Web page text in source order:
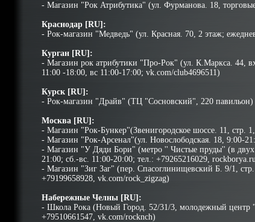
- Магазин "Рок Атрибутика" (ул. Фурманова. 18,
Краснодар [RU]:
- Рок-магазин "Медведь" (ул. Красная. 70, 2 этаж;
Курган [RU]:
- Магазин рок атрибутики "Про-Рок" (ул. К.Маркса. 44,
11:00 -18:00, вс 11:00-17:00; vk.com/club4696511)
Курск [RU]:
- Рок-магазин "Драйв" (ТЦ "Сосновский", 220 павильон)
Москва [RU]:
- Магазин "Рок-Бункер"(Звенигородское шоссе. 11, стр.
- Магазин "Рок-Арсенал"(ул. Новослободская. 18, 9:00-
- Магазин "У Дяди Бори" (метро '' Чистые пруды'' (в
21:00; сб.-вс. 11:00-20:00; тел.: +79265216029,
- Магазин "Зиг Заг" (пер. Спасоглинищевский Б. 9/1,
+79199658928, vk.com/rock_zigzag)
Набережные Челны [RU]:
- Школа Рока (Новый Город. 52/31/3, молодежный центр
+79510661547, vk.com/rocknch)